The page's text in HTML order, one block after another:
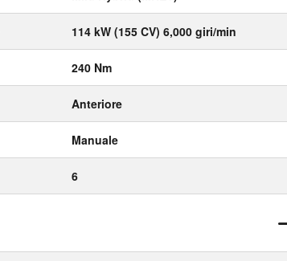
114 kW (155 CV) 6,000 giri/min
240 Nm
Anteriore
Manuale
6